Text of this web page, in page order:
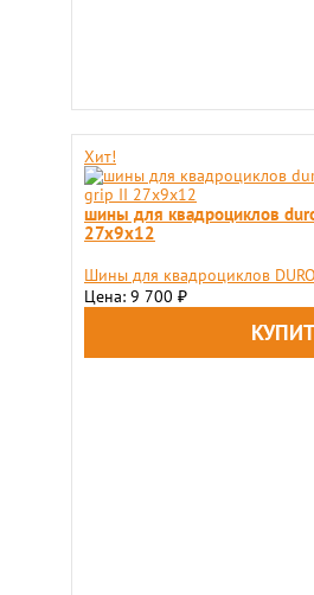
Хит!
шины для квадроциклов
27x9х12
Шины для квадроциклов
Цена: 9 700 ₽